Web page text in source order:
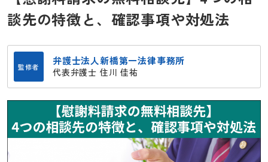
談先の特徴と、確認事項や対処法
監修者 弁護士法人新橋第一法律事務所
代表弁護士 住川 佳祐